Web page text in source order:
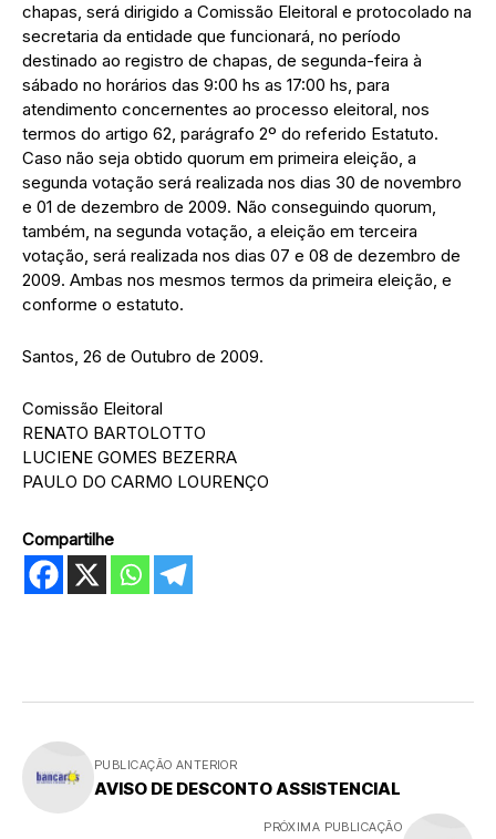
chapas, será dirigido a Comissão Eleitoral e protocolado na
secretaria da entidade que funcionará, no período
destinado ao registro de chapas, de segunda-feira à
sábado no horários das 9:00 hs as 17:00 hs, para
atendimento concernentes ao processo eleitoral, nos
termos do artigo 62, parágrafo 2º do referido Estatuto.
Caso não seja obtido quorum em primeira eleição, a
segunda votação será realizada nos dias 30 de novembro
e 01 de dezembro de 2009. Não conseguindo quorum,
também, na segunda votação, a eleição em terceira
votação, será realizada nos dias 07 e 08 de dezembro de
2009. Ambas nos mesmos termos da primeira eleição, e
conforme o estatuto.
Santos, 26 de Outubro de 2009.
Comissão Eleitoral
RENATO BARTOLOTTO
LUCIENE GOMES BEZERRA
PAULO DO CARMO LOURENÇO
Compartilhe
PUBLICAÇÃO ANTERIOR
AVISO DE DESCONTO ASSISTENCIAL
PRÓXIMA PUBLICAÇÃO